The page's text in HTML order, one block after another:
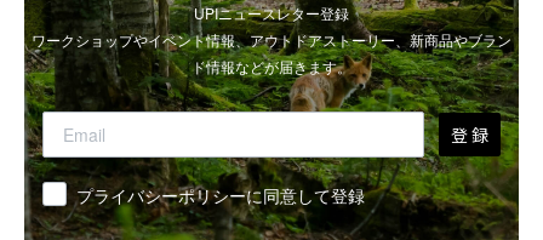
UPIニュースレター登録
ワークショップやイベント情報、アウトドアストーリー、新商品やブラン
ド情報などが届きます。
登 録
同意 プライバシーポリシーに同意して登録